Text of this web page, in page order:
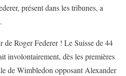
présent dans les tribunes, a
Roger Federer ! Le Suisse de 44
involontairement, dès les premières
de Wimbledon opposant Alexander